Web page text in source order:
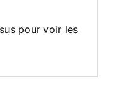
pour voir les